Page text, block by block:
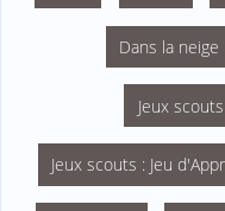
Dans la neige
Jeux
Jeux scouts : Jeu